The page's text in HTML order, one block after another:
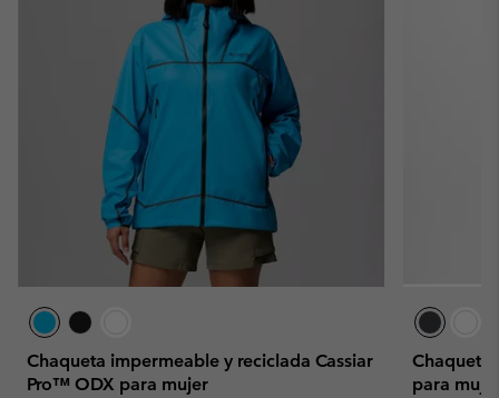
Chaqueta impermeable y reciclada Cassiar
Pro™ ODX para mujer
Chaqueta
para